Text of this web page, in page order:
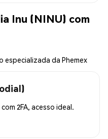
Inu (NINU) com
especializada da Phemex
2FA, acesso ideal.